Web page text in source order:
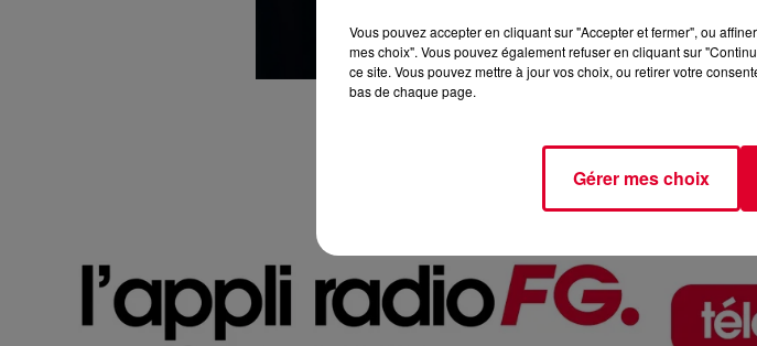
Vous pouvez accepter en cliquant sur "Accepter et fermer", ou
mes choix". Vous pouvez également refuser en cliquant sur
ce site. Vous pouvez mettre à jour vos choix, ou retirer votre
bas de chaque page.
Gérer mes choix